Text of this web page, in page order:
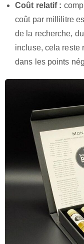
Coût relatif :
coût par millilitre
de la recherche,
incluse, cela reste
dans les points